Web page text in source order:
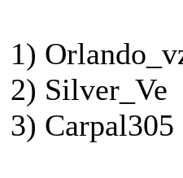
1)
2) Silver_Ve
3) Carpal305